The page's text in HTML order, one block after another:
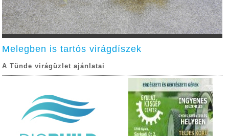
Melegben is tartós virágdíszek
A Tünde virágüzlet ajánlatai